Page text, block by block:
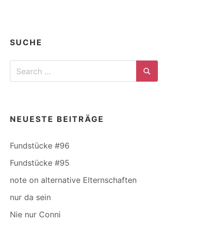
SUCHE
Search
for:
Search
NEUESTE BEITRÄGE
Fundstücke #96
Fundstücke #95
note on alternative Elternschaften
nur da sein
Nie nur Conni